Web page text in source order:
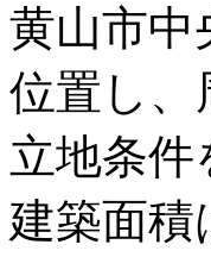
黄山市中
位置し、
立地条件
建築面積